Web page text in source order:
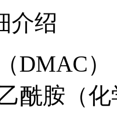
介绍
DMAC）
酰胺（